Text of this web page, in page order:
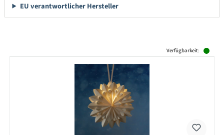
EU verantwortlicher Hersteller
Verfügbarkeit: